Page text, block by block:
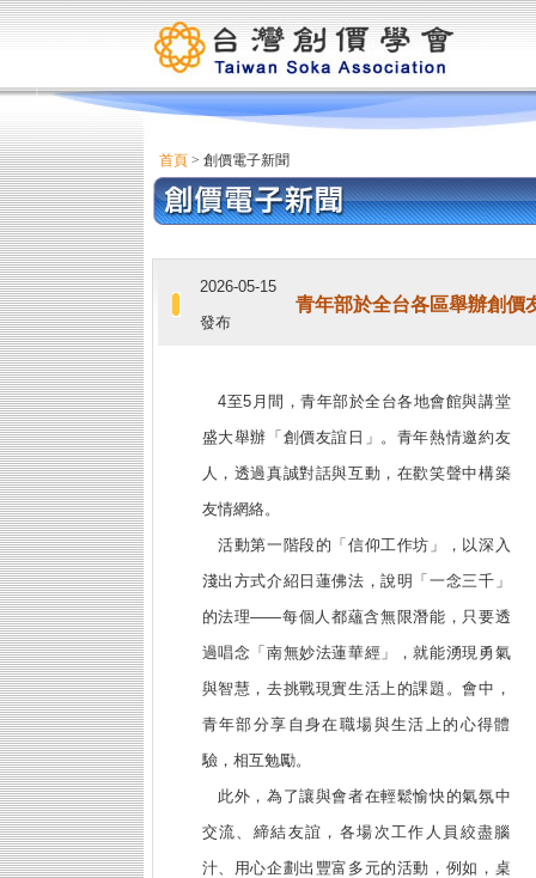
首頁> 創價電子新聞
2026-05-15
發布
青年部於全台各區舉辦創價
4至5月間，青年部於全台各地會館與講堂
盛大舉辦「創價友誼日」。青年熱情邀約友
人，透過真誠對話與互動，在歡笑聲中構築
友情網絡。
活動第一階段的「信仰工作坊」，以深入
淺出方式介紹日蓮佛法，說明「一念三千」
的法理——每個人都蘊含無限潛能，只要透
過唱念「南無妙法蓮華經」，就能湧現勇氣
與智慧，去挑戰現實生活上的課題。會中，
青年部分享自身在職場與生活上的心得體
驗，相互勉勵。
此外，為了讓與會者在輕鬆愉快的氣氛中
交流、締結友誼，各場次工作人員絞盡腦
汁、用心企劃出豐富多元的活動，例如，桌